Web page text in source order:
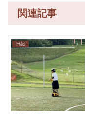
関連記事
日記